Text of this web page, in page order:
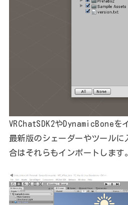
VRChatSDK2やDynamicBoneを
最新版のシェーダーやツールに
合はそれらもインポートします。